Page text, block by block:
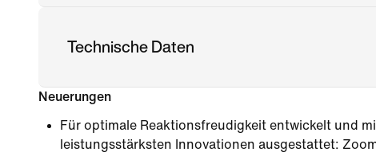
Technische Daten
Neuerungen
Für optimale Reaktionsfreudigkeit entwickelt und
leistungsstärksten Innovationen ausgestattet: